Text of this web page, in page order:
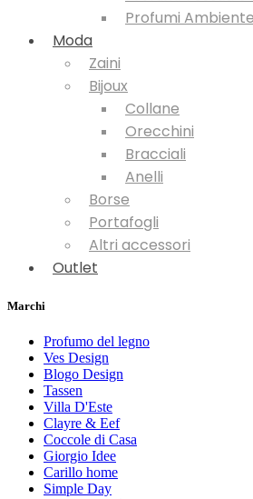
Profumi Ambiente
Moda
Zaini
Bijoux
Collane
Orecchini
Bracciali
Anelli
Borse
Portafogli
Altri accessori
Outlet
Marchi
Profumo del legno
Ves Design
Blogo Design
Tassen
Villa D'Este
Clayre & Eef
Coccole di Casa
Giorgio Idee
Carillo home
Simple Day